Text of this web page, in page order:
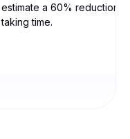
estimate a 60% reduction
taking time.